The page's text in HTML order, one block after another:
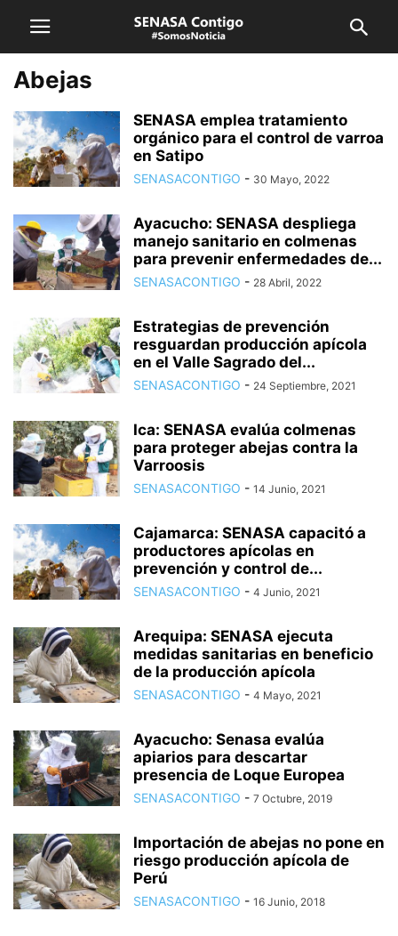
Abejas
SENASA emplea tratamiento
orgánico para el control de varroa
en Satipo
SENASACONTIGO - 30 Mayo, 2022
Ayacucho: SENASA despliega
manejo sanitario en colmenas
para prevenir enfermedades de...
SENASACONTIGO - 28 Abril, 2022
Estrategias de prevención
resguardan producción apícola
en el Valle Sagrado del...
SENASACONTIGO - 24 Septiembre, 2021
Ica: SENASA evalúa colmenas
para proteger abejas contra la
Varroosis
SENASACONTIGO - 14 Junio, 2021
Cajamarca: SENASA capacitó a
productores apícolas en
prevención y control de...
SENASACONTIGO - 4 Junio, 2021
Arequipa: SENASA ejecuta
medidas sanitarias en beneficio
de la producción apícola
SENASACONTIGO - 4 Mayo, 2021
Ayacucho: Senasa evalúa
apiarios para descartar
presencia de Loque Europea
SENASACONTIGO - 7 Octubre, 2019
Importación de abejas no pone en
riesgo producción apícola de
Perú
SENASACONTIGO - 16 Junio, 2018